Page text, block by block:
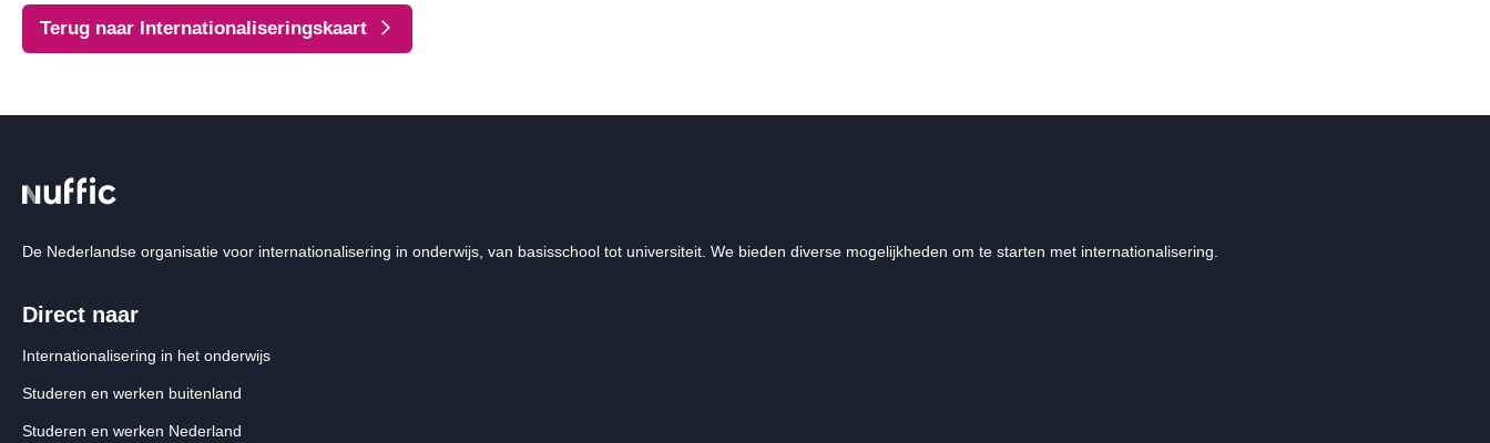
Terug naar Internationaliseringskaart
De Nederlandse organisatie voor internationalisering in onderwijs, van basisschool tot universiteit. We bieden diverse mogelijkheden om te starten met internationalisering.
Direct naar
Internationalisering in het onderwijs
Studeren en werken buitenland
Studeren en werken Nederland